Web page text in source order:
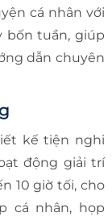
cá nhân với
bốn tuần, giúp
dẫn chuyên
kế tiện nghi
động giải trí
10 giờ tối, cho
cá nhân, họp